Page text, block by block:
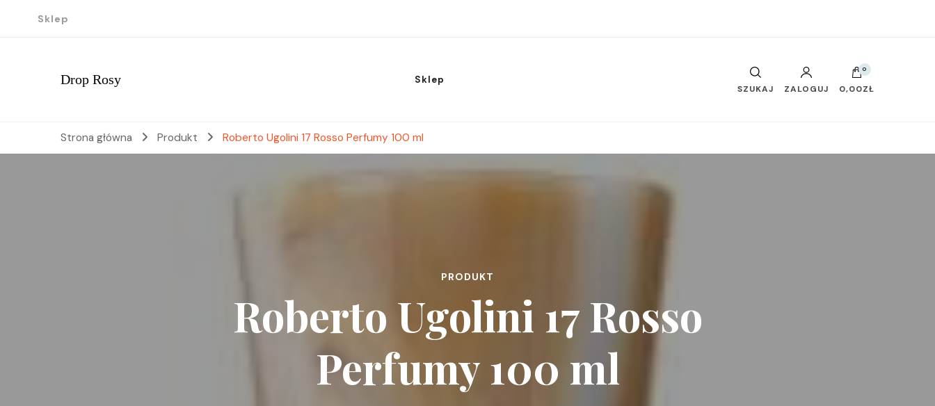
Sklep
Drop Rosy Sklep
SZUKAJ ZALOGUJ
0
0,00ZŁ
Strona główna Produkt Roberto Ugolini 17 Rosso Perfumy 100 ml
PRODUKT
Roberto Ugolini 17 Rosso
Perfumy 100 ml